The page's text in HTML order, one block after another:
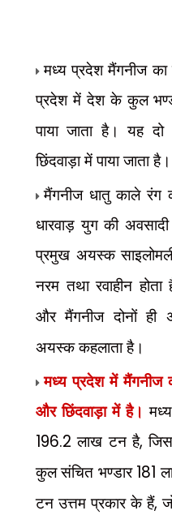
मध्य प्रदेश मैंगनीज
प्रदेश में देश के कुल
पाया जाता है। यह दो
छिंदवाड़ा में पाया जाता है।
मैंगनीज धातु काले
धारवाड़ युग की
प्रमुख अयस्क
नरम तथा रवाहीन
और मैंगनीज दोनों ही
अयस्क कहलाता है।
मध्य प्रदेश में मैंगनीज
और छिंदवाड़ा में है।
196.2 लाख टन है,
कुल संचित भण्डार 181
टन उत्तम प्रकार के हैं,